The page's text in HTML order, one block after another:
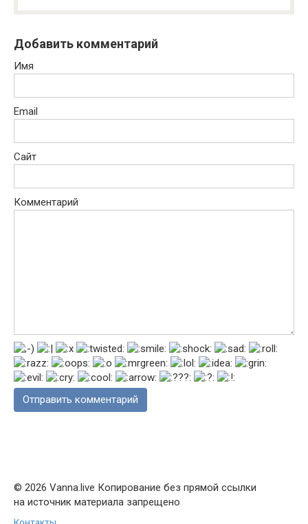
Добавить комментарий
Имя
Email
Сайт
Комментарий
© 2026 Vanna.live Копирование без прямой ссылки
на источник материала запрещено
Контакты